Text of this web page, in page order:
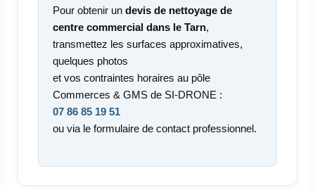
Pour obtenir un devis de nettoyage de
centre commercial dans le Tarn,
transmettez les surfaces approximatives,
quelques photos
et vos contraintes horaires au pôle
Commerces & GMS de SI-DRONE :
07 86 85 19 51
ou via le formulaire de contact professionnel.